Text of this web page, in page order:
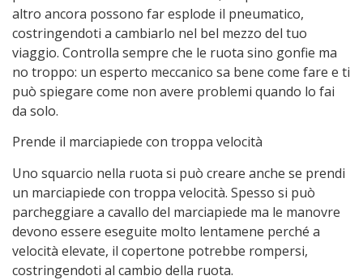
altro ancora possono far esplode il pneumatico,
costringendoti a cambiarlo nel bel mezzo del tuo
viaggio. Controlla sempre che le ruota sino gonfie ma
no troppo: un esperto meccanico sa bene come fare e ti
può spiegare come non avere problemi quando lo fai
da solo.
Prende il marciapiede con troppa velocità
Uno squarcio nella ruota si può creare anche se prendi
un marciapiede con troppa velocità. Spesso si può
parcheggiare a cavallo del marciapiede ma le manovre
devono essere eseguite molto lentamene perché a
velocità elevate, il copertone potrebbe rompersi,
costringendoti al cambio della ruota.